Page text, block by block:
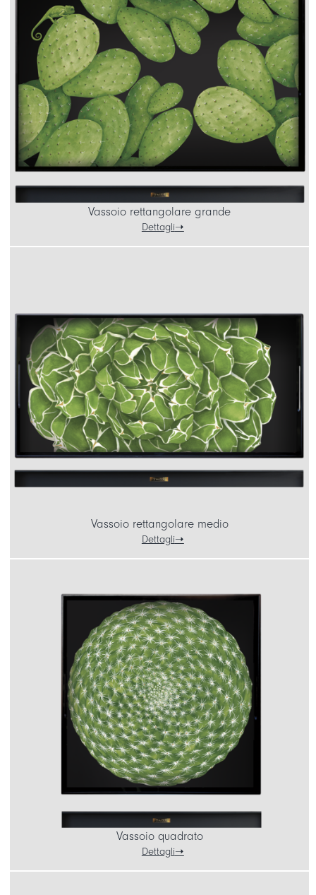
Vassoio rettangolare grande
Dettagli
Vassoio rettangolare medio
Dettagli
Vassoio quadrato
Dettagli